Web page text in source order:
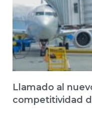
Llamado al
competitividad